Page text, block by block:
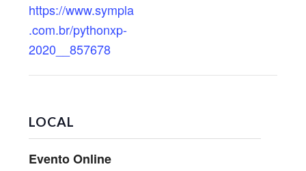
https://www.sympla
.com.br/pythonxp-
2020__857678
LOCAL
Evento Online